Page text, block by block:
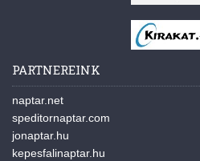
PARTNEREINK
naptar.net
speditornaptar.com
jonaptar.hu
kepesfalinaptar.hu